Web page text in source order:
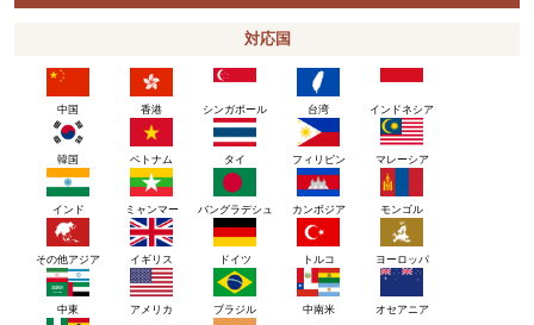
対応国
中国 香港 シンガポール 台湾 インドネシア
韓国 ベトナム タイ フィリピン マレーシア
インド ミャンマー バングラデシュ カンボジア モンゴル
その他アジア イギリス ドイツ トルコ ヨーロッパ
中東 アメリカ ブラジル 中南米 オセアニア